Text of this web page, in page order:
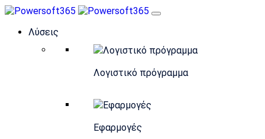
Λύσεις
Λογιστικό πρόγραμμα
Εφαρμογές